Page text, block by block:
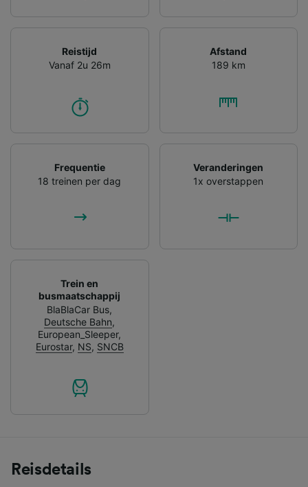
Reistijd
Vanaf 2u 26m
Afstand
189 km
Frequentie
18 treinen per dag
Veranderingen
1x overstappen
Trein en
busmaatschappij
BlaBlaCar Bus,
Deutsche Bahn,
European_Sleeper,
Eurostar, NS, SNCB
Reisdetails